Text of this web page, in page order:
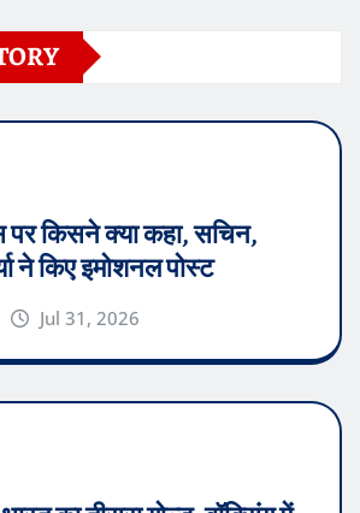
पर किसने क्या कहा, सचिन,
ने किए इमोशनल पोस्ट
Jul 31, 2026